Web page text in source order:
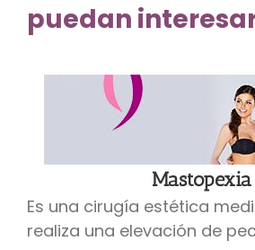
puedan
Mastopexia
Es una cirugía estética
realiza una elevación de